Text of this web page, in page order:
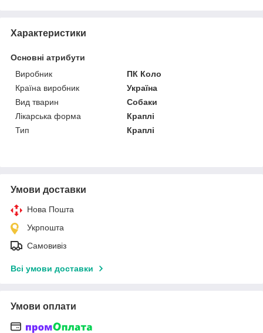
Характеристики
Основні атрибути
Виробник
ПК Коло
Країна виробник
Україна
Вид тварин
Собаки
Лікарська форма
Краплі
Тип
Краплі
Умови доставки
Нова Пошта
Укрпошта
Самовивіз
Всі умови доставки
Умови оплати